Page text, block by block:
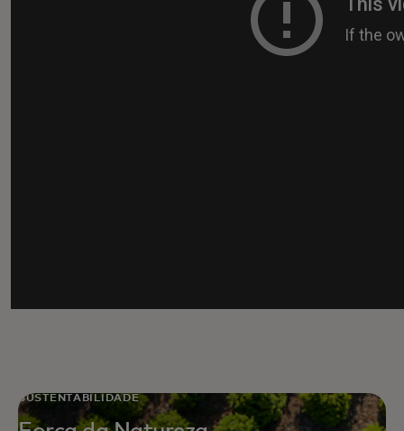
SUSTENTABILIDADE